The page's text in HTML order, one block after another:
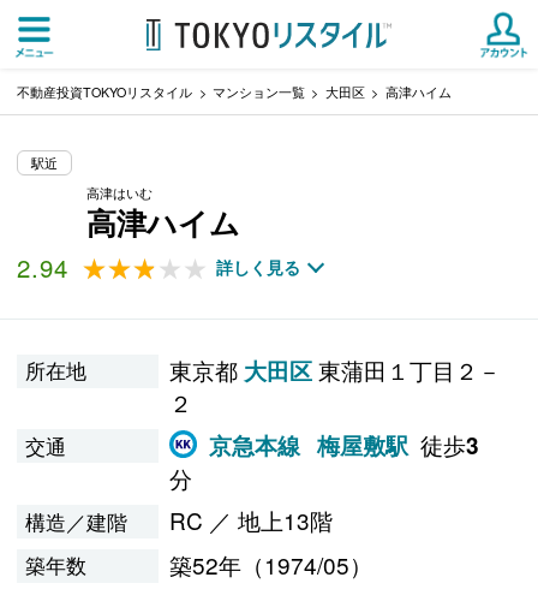
不動産投資TOKYOリスタイル マンション一覧 大田区 高津ハイム
駅近
高津はいむ
高津ハイム
2.94 ★★★★★
★★★★★ 詳しく見る
所在地 東京都 大田区東蒲田１丁目２－
２
交通 京急本線 梅屋敷駅 徒歩3
分
構造／建階 RC ／ 地上13階
築年数 築52年（1974/05）